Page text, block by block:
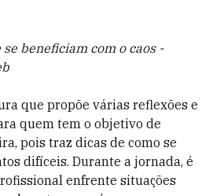
beneficiam com o caos -
que propõe várias reflexões e
quem tem o objetivo de
pois traz dicas de como se
difíceis. Durante a jornada, é
enfrente situações